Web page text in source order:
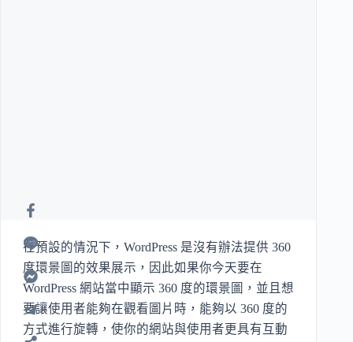
在預設的情況下，WordPress 是沒有辦法提供 360
度環景圖的效果展示，因此如果你今天要在
WordPress 網站當中顯示 360 度的環景圖，並且想
要讓使用者能夠在觀看圖片時，能夠以 360 度的
方式進行旋轉，使你的網站與使用者更具有互動